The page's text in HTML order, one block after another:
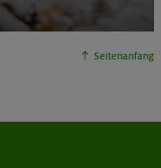
Seitenanfang